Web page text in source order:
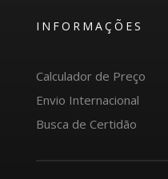
INFORMAÇÕES
Calculador de Preço
Envio Internacional
Busca de Certidão